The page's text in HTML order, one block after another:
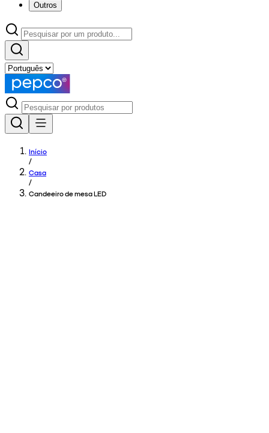
Outros
Início
/
Casa
/
Candeeiro de mesa LED